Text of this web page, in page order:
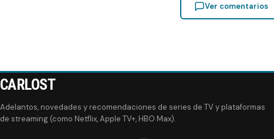
Ver comentarios
CARLOST
Adelantos, novedades y recomendaciones de series de TV y plataformas
de streaming (como Netflix, Apple TV+, HBO Max).